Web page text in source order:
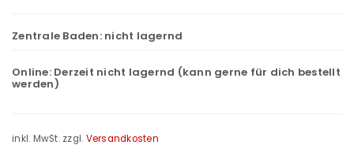
Zentrale Baden: nicht lagernd
Online: Derzeit nicht lagernd (kann gerne für dich bestellt
werden)
inkl. MwSt. zzgl. Versandkosten